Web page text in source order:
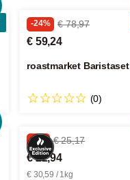
-24% € 78,97
€ 59,24
roastmarket Baristaset
(0)
-8% € 25,17
€ 22,94
€ 30,59 / 1kg